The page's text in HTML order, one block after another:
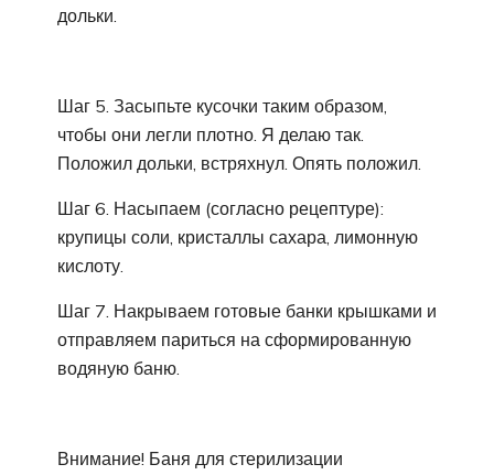
дольки.
Шаг 5. Засыпьте кусочки таким образом,
чтобы они легли плотно. Я делаю так.
Положил дольки, встряхнул. Опять положил.
Шаг 6. Насыпаем (согласно рецептуре):
крупицы соли, кристаллы сахара, лимонную
кислоту.
Шаг 7. Накрываем готовые банки крышками и
отправляем париться на сформированную
водяную баню.
Внимание! Баня для стерилизации